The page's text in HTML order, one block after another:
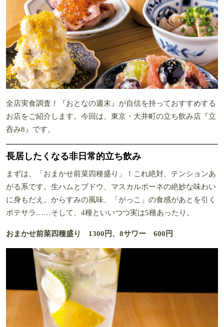
全店実食調査！『おとなの週末』が自信を持っておすすめする
お店をご紹介します。今回は、東京・大井町の立ち飲み店『立
呑み8』です。
長居したくなる非日常的立ち飲み
まずは、「おまかせ前菜四種盛り」！これ絶対、テンションあ
がる系です。生ハムとブドウ、マスカルポーネの絶妙な味わい
に身もだえ。からすみの風味、「がっこ」の食感があとを引く
ポテサラ……そして、4種といいつつ実は5種あったり。
おまかせ前菜四種盛り 1300円、8サワー 600円